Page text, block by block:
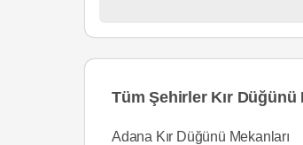
Tüm Şehirler Kır Düğünü
Adana Kır Düğünü Mekanları